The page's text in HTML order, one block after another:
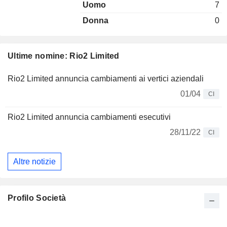
Ultime nomine: Rio2 Limited
Rio2 Limited annuncia cambiamenti ai vertici aziendali
01/04
CI
Rio2 Limited annuncia cambiamenti esecutivi
28/11/22
CI
Altre notizie
Uomo
7
Donna
0
Profilo Società